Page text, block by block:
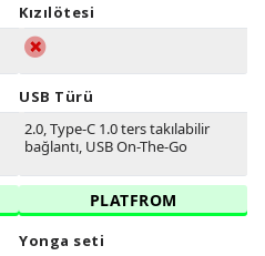
Kızılötesi
USB Türü
2.0, Type-C 1.0 ters takılabilir
bağlantı, USB On-The-Go
PLATFROM
Yonga seti